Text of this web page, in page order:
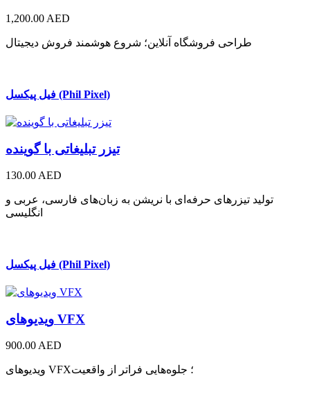
1,200.00 AED
طراحی فروشگاه آنلاین؛ شروع هوشمند فروش دیجیتال
فیل پیکسل (Phil Pixel)
تیزر تبلیغاتی با گوینده
130.00 AED
تولید تیزرهای حرفه‌ای با نریشن به زبان‌های فارسی، عربی و
انگلیسی
فیل پیکسل (Phil Pixel)
ویدیوهای VFX
900.00 AED
ویدیوهای VFX؛ جلوه‌هایی فراتر از واقعیت